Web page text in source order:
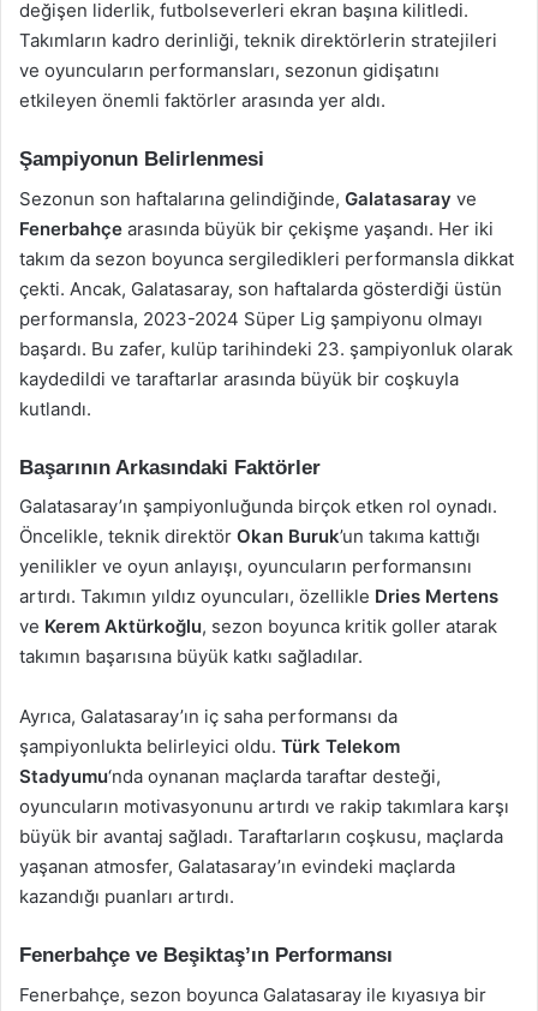
değişen liderlik, futbolseverleri ekran başına kilitledi.
Takımların kadro derinliği, teknik direktörlerin stratejileri
ve oyuncuların performansları, sezonun gidişatını
etkileyen önemli faktörler arasında yer aldı.
Şampiyonun Belirlenmesi
Sezonun son haftalarına gelindiğinde, Galatasaray ve
Fenerbahçe arasında büyük bir çekişme yaşandı. Her iki
takım da sezon boyunca sergiledikleri performansla dikkat
çekti. Ancak, Galatasaray, son haftalarda gösterdiği üstün
performansla, 2023-2024 Süper Lig şampiyonu olmayı
başardı. Bu zafer, kulüp tarihindeki 23. şampiyonluk olarak
kaydedildi ve taraftarlar arasında büyük bir coşkuyla
kutlandı.
Başarının Arkasındaki Faktörler
Galatasaray’ın şampiyonluğunda birçok etken rol oynadı.
Öncelikle, teknik direktör Okan Buruk’un takıma kattığı
yenilikler ve oyun anlayışı, oyuncuların performansını
artırdı. Takımın yıldız oyuncuları, özellikle Dries Mertens
ve Kerem Aktürkoğlu, sezon boyunca kritik goller atarak
takımın başarısına büyük katkı sağladılar.
Ayrıca, Galatasaray’ın iç saha performansı da
şampiyonlukta belirleyici oldu. Türk Telekom
Stadyumu‘nda oynanan maçlarda taraftar desteği,
oyuncuların motivasyonunu artırdı ve rakip takımlara karşı
büyük bir avantaj sağladı. Taraftarların coşkusu, maçlarda
yaşanan atmosfer, Galatasaray’ın evindeki maçlarda
kazandığı puanları artırdı.
Fenerbahçe ve Beşiktaş’ın Performansı
Fenerbahçe, sezon boyunca Galatasaray ile kıyasıya bir